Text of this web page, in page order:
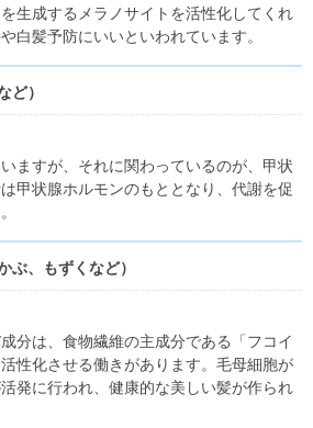
生成するメラノサイトを活性化してくれ
白髪予防にいいといわれています。
ど）
ますが、それに関わっているのが、甲状
甲状腺ホルモンのもととなり、代謝を促
ぶ、もずくなど）
分は、食物繊維の主成分である「フコイ
性化させる働きがあります。毛母細胞が
発に行われ、健康的な美しい髪が作られ